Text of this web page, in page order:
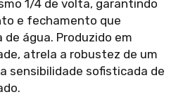
1/4 de volta, garantindo
e fechamento que
água. Produzido em
atrela a robustez de um
sensibilidade sofisticada de